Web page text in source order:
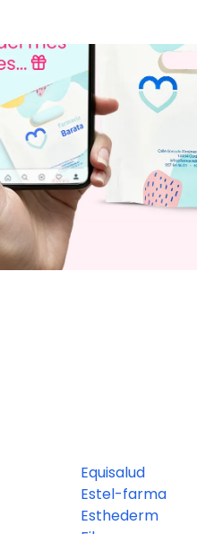
Equisalud
Estel-farma
Esthederm